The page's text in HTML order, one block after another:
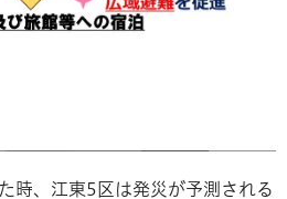
時、江東5区は発災が予測される